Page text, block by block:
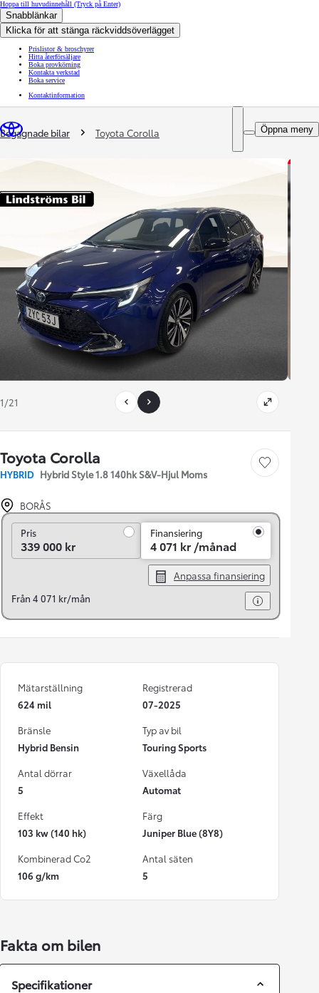
Hoppa till huvudinnehåll (Tryck på Enter)
Snabblänkar
Klicka för att stänga räckviddsöverlägget
Prislistor & broschyrer
Hitta återförsäljare
Boka provkörning
Kontakta verkstad
Boka service
Kontaktinformation
Öppna meny
You are here
Begagnade bilar Toyota Corolla
1/21
Toyota Corolla
HYBRID Hybrid Style 1.8 140hk S&V-Hjul Moms
Save car
BORÅS
PrisPris
339 000 kr
Finansiering
4 071 kr /månad
Anpassa finansiering
Från 4 071 kr/mån
Mätarställning
624 mil
Registrerad
07-2025
Bränsle
Hybrid Bensin
Typ av bil
Touring Sports
Antal dörrar
5
Växellåda
Automat
Effekt
103 kw (140 hk)
Färg
Juniper Blue (8Y8)
Kombinerad Co2
106 g/km
Antal säten
5
Fakta om bilen
Specifikationer